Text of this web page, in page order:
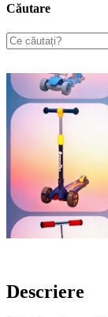
Căutare
Descriere